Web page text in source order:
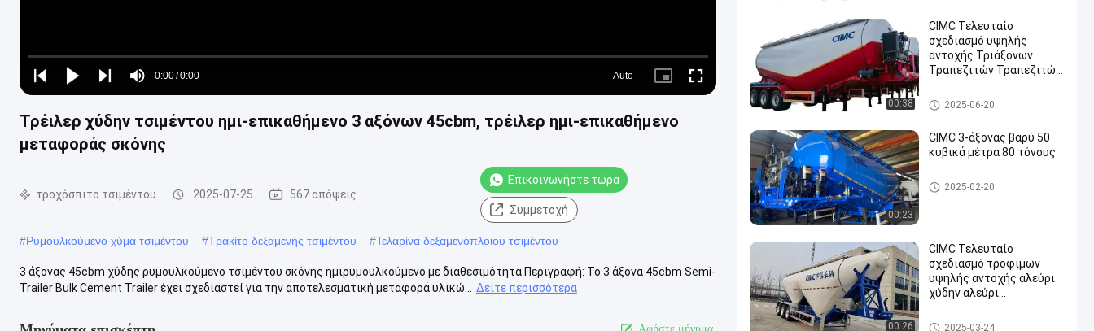
Play
Play
Play
Mute
Time
0:00/0:00
Loaded:
0%
Auto
Picture- Fullscreen
Τρέιλερ χύδην τσιμέντου ημι-επικαθήμενο 3 αξόνων 45cbm, τρέιλερ ημι-επικαθήμενο
μεταφοράς σκόνης
τροχόσπιτο τσιμέντου 2025-07-25 567 απόψεις
Επικοινωνήστε τώρα
Συμμετοχή
#Ρυμουλκούμενο χύμα τσιμέντου #Τρακίτο δεξαμενής τσιμέντου #Τελαρίνα δεξαμενόπλοιου τσιμέντου
3 άξονας 45cbm χύδης ρυμουλκούμενο τσιμέντου σκόνης ημιρυμουλκούμενο με διαθεσιμότητα Περιγραφή: Το 3 άξονα 45cbm Semi-
Trailer Bulk Cement Trailer έχει σχεδιαστεί για την αποτελεσματική μεταφορά υλικώ...
Δείτε περισσότερα
Αφήστε μήνυμα.
00:38
CIMC Τελευταίο
σχεδιασμό υψηλής
αντοχής Τριάξονων
Τραπεζιτών Τραπεζιτών
τροχόσπιτο τσιμέντου
2025-06-20
00:23
CIMC 3-άξονας βαρύ 50
κυβικά μέτρα 80 τόνους
τροχόσπιτο τσιμέντου
2025-02-20
00:26
CIMC Τελευταίο
σχεδιασμό τροφίμων
υψηλής αντοχής αλεύρι
χύδην αλεύρι
ρυμουλκούμενου
τροχόσπιτο τσιμέντου
2025-03-24